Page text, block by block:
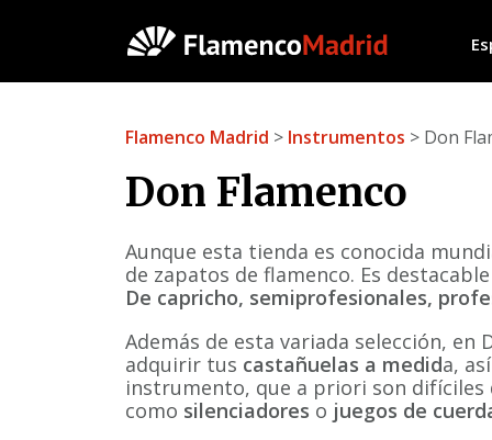
Flamenco Madrid > Instrumentos > Don
Don Flamenco
Aunque esta tienda es conocida
de zapatos de flamenco. Es
De capricho, semiprofesionales,
Además de esta variada selección,
adquirir tus castañuelas a medida,
instrumento, que a priori son difíciles
como silenciadores o juegos de